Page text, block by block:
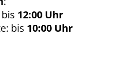
12:00 Uhr
bis 10:00 Uhr